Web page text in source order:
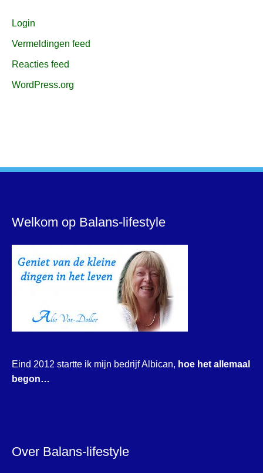
Login
Vermeldingen feed
Reacties feed
WordPress.org
Welkom op Balans-lifestyle
Eind 2012 startte ik mijn bedrijf Albican, hoe het allemaal
begon…
Over Balans-lifestyle